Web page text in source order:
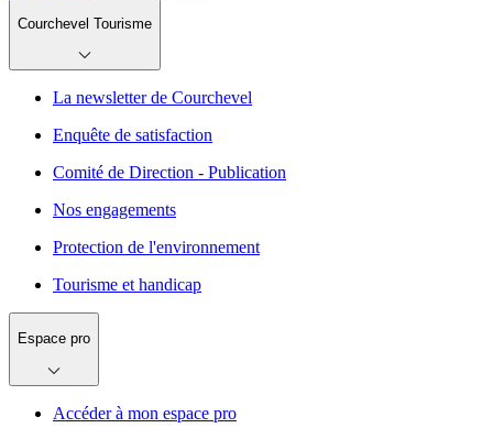
Courchevel Tourisme
La newsletter de Courchevel
Enquête de satisfaction
Comité de Direction - Publication
Nos engagements
Protection de l'environnement
Tourisme et handicap
Espace pro
Accéder à mon espace pro